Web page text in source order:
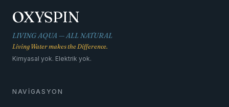
OXYSPIN
LIVING AQUA — ALL NATURAL
Living Water makes the Difference.
Kimyasal yok. Elektrik yok.
NAVIGASYON